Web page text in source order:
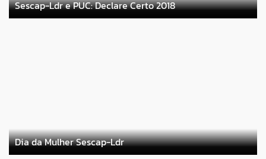
Sescap-Ldr e PUC: Declare Certo 2018
Dia da Mulher Sescap-Ldr